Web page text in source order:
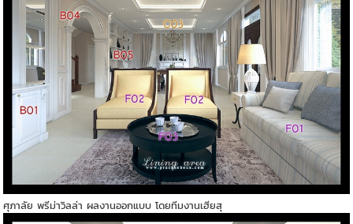
ศุภาลัย พรีม่าวิลล่า ผลงานออกแบบ โดยทีมงานเฮียสุ